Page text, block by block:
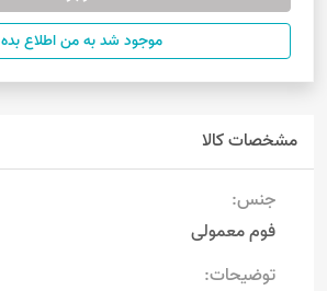
موجود شد به من اطلاع بده
مشخصات کالا
جنس:
فوم معمولی
توضیحات: